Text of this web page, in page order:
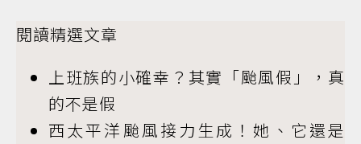
閱讀精選文章
上班族的小確幸？其實「颱風假」，真
的不是假
西太平洋颱風接力生成！她、它還是